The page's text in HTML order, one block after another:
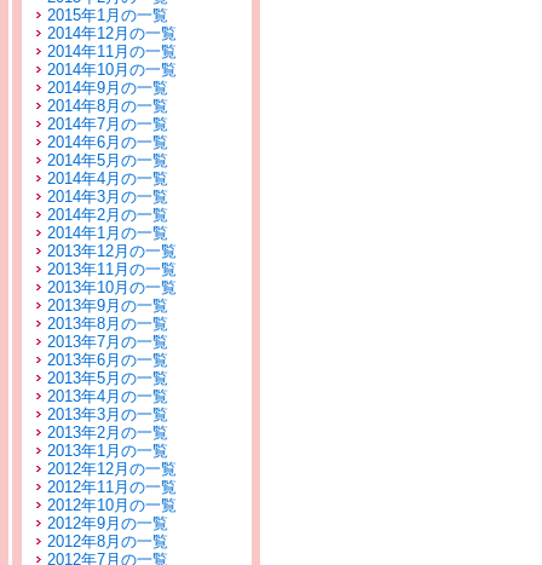
2015年1月の一覧
2014年12月の一覧
2014年11月の一覧
2014年10月の一覧
2014年9月の一覧
2014年8月の一覧
2014年7月の一覧
2014年6月の一覧
2014年5月の一覧
2014年4月の一覧
2014年3月の一覧
2014年2月の一覧
2014年1月の一覧
2013年12月の一覧
2013年11月の一覧
2013年10月の一覧
2013年9月の一覧
2013年8月の一覧
2013年7月の一覧
2013年6月の一覧
2013年5月の一覧
2013年4月の一覧
2013年3月の一覧
2013年2月の一覧
2013年1月の一覧
2012年12月の一覧
2012年11月の一覧
2012年10月の一覧
2012年9月の一覧
2012年8月の一覧
2012年7月の一覧